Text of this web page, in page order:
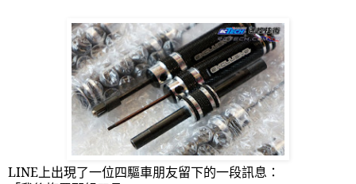
LINE上出現了一位四驅車朋友留下的一段訊息：